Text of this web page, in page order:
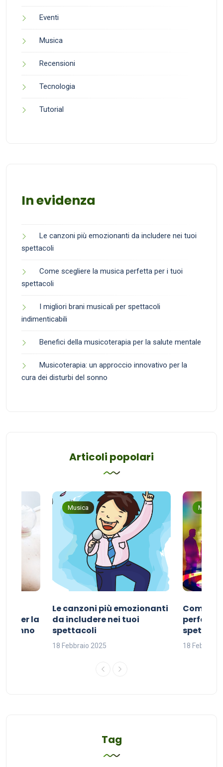
Eventi
Musica
Recensioni
Tecnologia
Tutorial
In evidenza
Le canzoni più emozionanti da includere nei tuoi
spettacoli
Come scegliere la musica perfetta per i tuoi
spettacoli
I migliori brani musicali per spettacoli
indimenticabili
Benefici della musicoterapia per la salute mentale
Musicoterapia: un approccio innovativo per la
cura dei disturbi del sonno
Articoli popolari
per la
sonno
Musica
Le canzoni più emozionanti
da includere nei tuoi
spettacoli
18 Febbraio 2025
Musica
Come
perfetta
18 Febbraio
Tag